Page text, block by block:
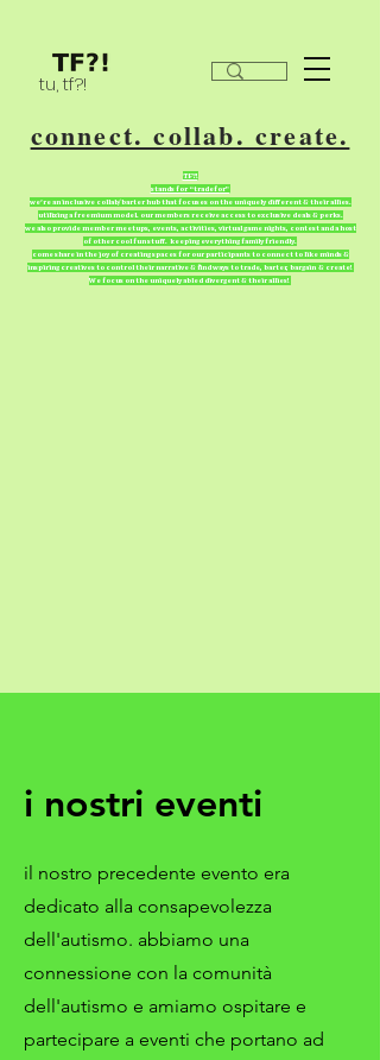
tu, tf?!
connect. collab. create.
TF?!
stands for “tradefor”
we're an inclusive collab/barter hub that focuses on the uniquely different & their allies.
utilizing a freemium model. our members receive access to exclusive deals & perks.
we also provide member meetups, events, activities, virtual game nights, contest and a host
of other cool fun stuff. keeping everything family friendly.
come share in the joy of creating spaces for our participants to connect to like minds &
inspiring creatives to control their narrative & find ways to trade, barter, bargain & create!
We focus on the uniquely abled divergent & their allies!
i nostri eventi
il nostro precedente evento era
dedicato alla consapevolezza
dell'autismo. abbiamo una
connessione con la comunità
dell'autismo e amiamo ospitare e
partecipare a eventi che portano ad